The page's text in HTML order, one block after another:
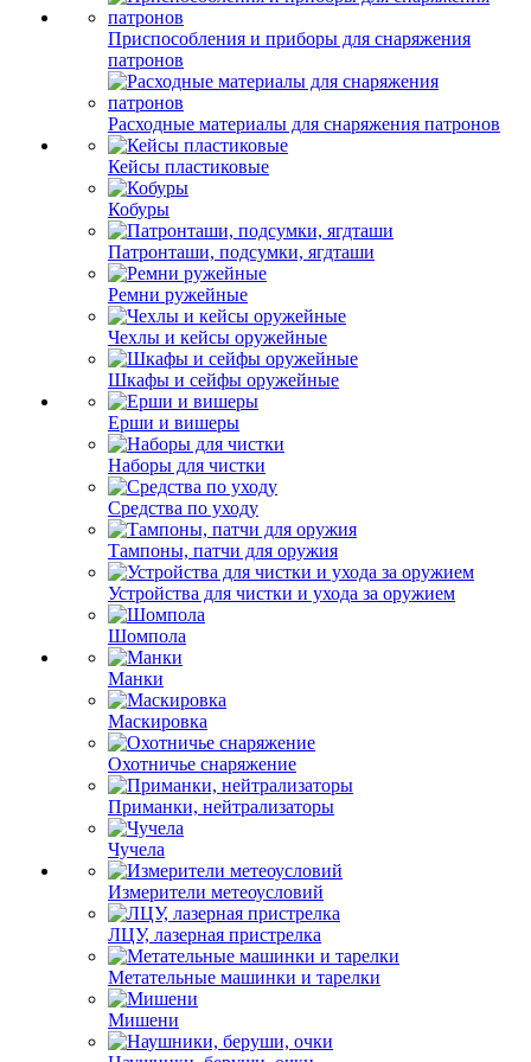
Приспособления и приборы для снаряжения
патронов
Расходные материалы для снаряжения патронов
Кейсы пластиковые
Кобуры
Патронташи, подсумки, ягдташи
Ремни ружейные
Чехлы и кейсы оружейные
Шкафы и сейфы оружейные
Ерши и вишеры
Наборы для чистки
Средства по уходу
Тампоны, патчи для оружия
Устройства для чистки и ухода за оружием
Шомпола
Манки
Маскировка
Охотничье снаряжение
Приманки, нейтрализаторы
Чучела
Измерители метеоусловий
ЛЦУ, лазерная пристрелка
Метательные машинки и тарелки
Мишени